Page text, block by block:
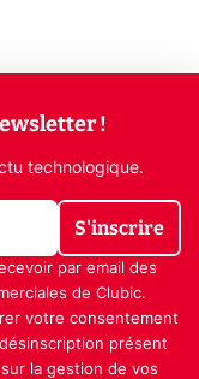
!
technologique.
S'inscrire
par email des
de Clubic.
votre consentement
présent
la gestion de vos